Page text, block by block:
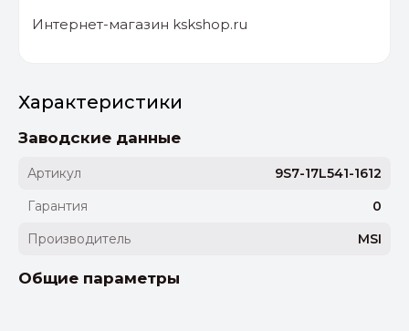
Интернет-магазин kskshop.ru
Характеристики
Заводские данные
Артикул
9S7-17L541-1612
Гарантия
0
Производитель
MSI
Общие параметры